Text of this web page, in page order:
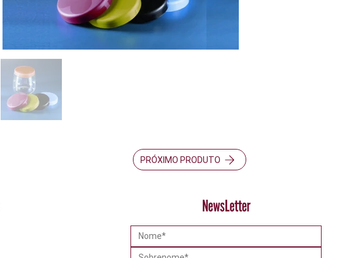
PRÓXIMO PRODUTO
NewsLetter